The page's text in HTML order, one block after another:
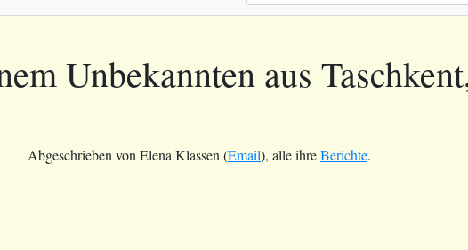
Unbekannten aus
Abgeschrieben von Elena Klassen (Email), alle ihreBerichte.